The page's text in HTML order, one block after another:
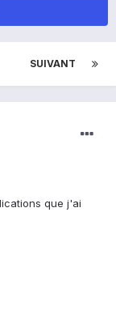
SUIVANT
que j'ai